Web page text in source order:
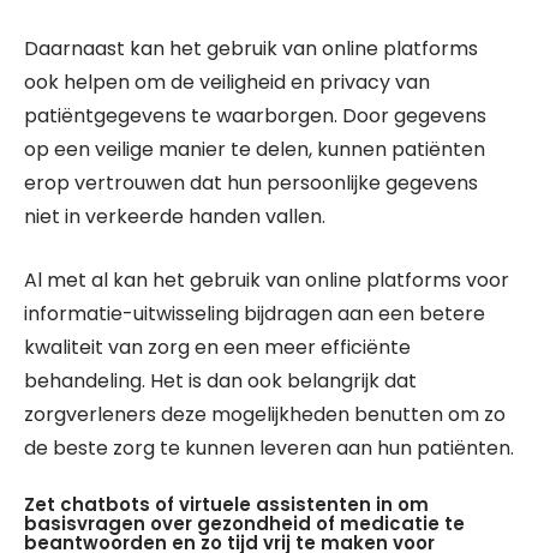
Daarnaast kan het gebruik van online platforms
ook helpen om de veiligheid en privacy van
patiëntgegevens te waarborgen. Door gegevens
op een veilige manier te delen, kunnen patiënten
erop vertrouwen dat hun persoonlijke gegevens
niet in verkeerde handen vallen.
Al met al kan het gebruik van online platforms voor
informatie-uitwisseling bijdragen aan een betere
kwaliteit van zorg en een meer efficiënte
behandeling. Het is dan ook belangrijk dat
zorgverleners deze mogelijkheden benutten om zo
de beste zorg te kunnen leveren aan hun patiënten.
Zet chatbots of virtuele assistenten in om
basisvragen over gezondheid of medicatie te
beantwoorden en zo tijd vrij te maken voor